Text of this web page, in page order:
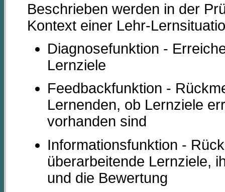
Beschrieben werden in der
Kontext einer Lehr-
Diagnosefunktion -
Lernziele
Feedbackfunktion -
Lernenden, ob Lernziele
vorhanden sind
Informationsfunktion -
überarbeitende Lernziele,
und die Bewertung